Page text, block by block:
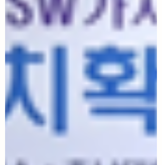
회 대회가 이어지는 동안 3,000여명의 SW 인
재가 참여하는 등 대표적인 SW 인재 발굴의
요람으로 평가 받고 있다. 과학기술정보통신
부와 정보통신기획평가원이 주최하고 충남
대, KAIST, 우송대, 건양대, 국립한밭대가 공
동 주관한 이번 대회에는 전국 75개 고등학교
SW동아리 팀 290명의 학생이 예선에 참가했
으며, 이 중 21개 팀이 본선에 진출해 그